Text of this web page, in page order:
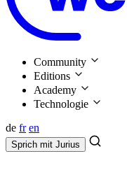
Community
Editions
Academy
Technologie
de fr en
Sprich mit Jurius